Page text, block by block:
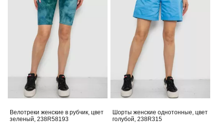
Велотреки женские в рубчик, цвет
зеленый, 238R58193
Шорты женские однотонные, цвет
голубой, 238R315